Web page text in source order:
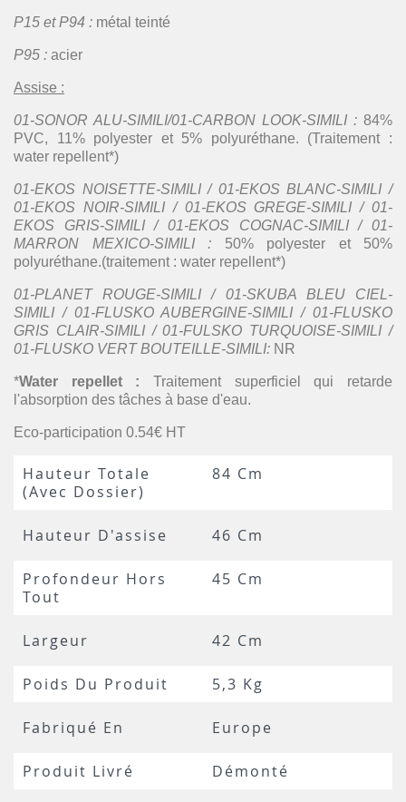
P15 et P94 : métal teinté
P95 : acier
Assise :
01-SONOR ALU-SIMILI/01-CARBON LOOK-SIMILI : 84%
PVC, 11% polyester et 5% polyuréthane. (Traitement :
water repellent*)
01-EKOS NOISETTE-SIMILI / 01-EKOS BLANC-SIMILI /
01-EKOS NOIR-SIMILI / 01-EKOS GREGE-SIMILI / 01-
EKOS GRIS-SIMILI / 01-EKOS COGNAC-SIMILI / 01-
MARRON MEXICO-SIMILI : 50% polyester et 50%
polyuréthane.(traitement : water repellent*)
01-PLANET ROUGE-SIMILI / 01-SKUBA BLEU CIEL-
SIMILI / 01-FLUSKO AUBERGINE-SIMILI / 01-FLUSKO
GRIS CLAIR-SIMILI / 01-FULSKO TURQUOISE-SIMILI /
01-FLUSKO VERT BOUTEILLE-SIMILI: NR
*Water repellet : Traitement superficiel qui retarde
l'absorption des tâches à base d'eau.
Eco-participation 0.54€ HT
Hauteur Totale
(avec Dossier)
84 Cm
Hauteur D'assise 46 Cm
Profondeur Hors
Tout
45 Cm
Largeur 42 Cm
Poids Du Produit 5,3 Kg
Fabriqué En Europe
Produit Livré Démonté